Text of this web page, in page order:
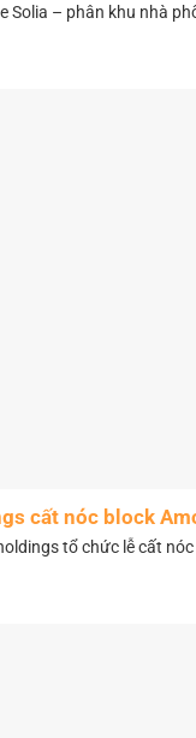
Solia – phân khu nhà
cất nóc block
tổ chức lễ cất